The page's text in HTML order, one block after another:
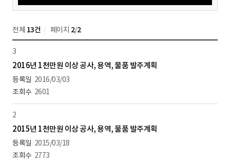
전체 13건 페이지 2/2
3
2016년 1천만원 이상 공사, 용역, 물품 발주계획
2016/03/03
2601
2
2015년 1천만원 이상 공사, 용역, 물품 발주계획
2015/03/18
2773